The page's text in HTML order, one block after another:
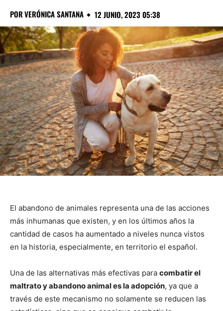
PORVERÓNICA SANTANA 12 JUNIO, 2023 05:38
El abandono de animales representa una de las acciones
más inhumanas que existen, y en los últimos años la
cantidad de casos ha aumentado a niveles nunca vistos
en la historia, especialmente, en territorio el español.
Una de las alternativas más efectivas para combatir el
maltrato y abandono animal es la adopción, ya que a
través de este mecanismo no solamente se reducen las